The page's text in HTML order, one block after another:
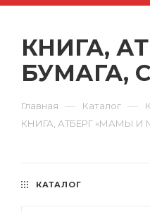
КНИГА,
БУМАГА,
Главная — Каталог —
КНИГА, АТБЕРГ «МАМЫ И
КАТАЛОГ